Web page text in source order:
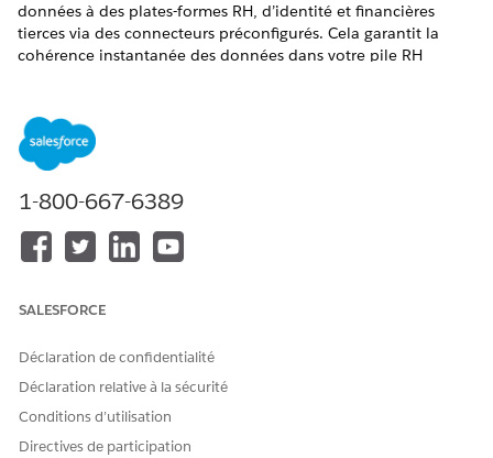
données à des plates-formes RH, d’identité et financières
tierces via des connecteurs préconfigurés. Cela garantit la
cohérence instantanée des données dans votre pile RH
ÉDITIONS REQUISES
Mise à jour des objectifs de performance
Déployez ce modèle pour fournir aux employés une
performance existants.
Déployez ce modèle pour fournir aux employés une
méthode standardisée de demande de retrait ou de
suppression d'objectifs de performance.
Création d'objectifs de performance
1-800-667-6389
SALESFORCE
Déclaration de confidentialité
Déclaration relative à la sécurité
Conditions d’utilisation
Directives de participation